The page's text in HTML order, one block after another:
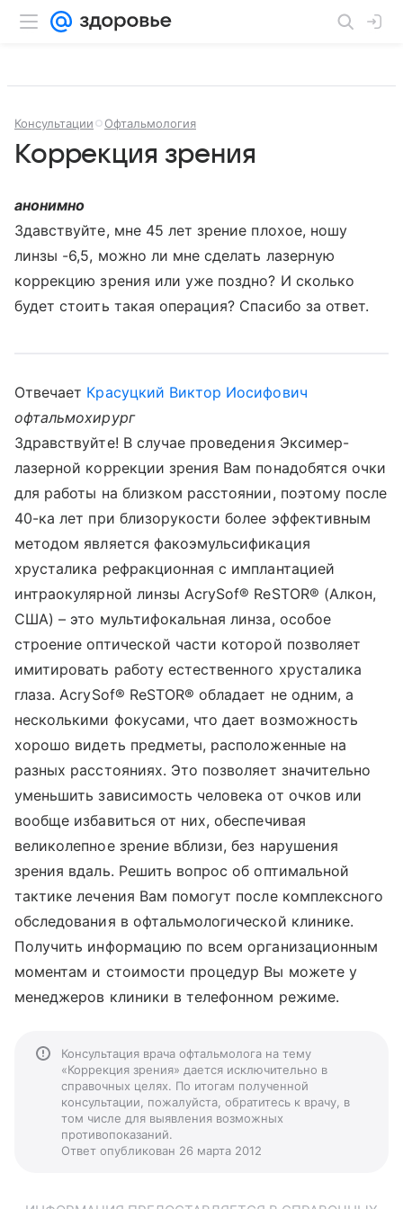
Консультации Офтальмология
Коррекция зрения
анонимно
Здавствуйте, мне 45 лет зрение плохое, ношу
линзы -6,5, можно ли мне сделать лазерную
коррекцию зрения или уже поздно? И сколько
будет стоить такая операция? Спасибо за ответ.
Отвечает Красуцкий Виктор Иосифович
офтальмохирург
Здравствуйте! В случае проведения Эксимер-
лазерной коррекции зрения Вам понадобятся очки
для работы на близком расстоянии, поэтому после
40-ка лет при близорукости более эффективным
методом является факоэмульсификация
хрусталика рефракционная с имплантацией
интраокулярной линзы AcrySof® ReSTOR® (Алкон,
США) – это мультифокальная линза, особое
строение оптической части которой позволяет
имитировать работу естественного хрусталика
глаза. AcrySof® ReSTOR® обладает не одним, а
несколькими фокусами, что дает возможность
хорошо видеть предметы, расположенные на
разных расстояниях. Это позволяет значительно
уменьшить зависимость человека от очков или
вообще избавиться от них, обеспечивая
великолепное зрение вблизи, без нарушения
зрения вдаль. Решить вопрос об оптимальной
тактике лечения Вам помогут после комплексного
обследования в офтальмологической клинике.
Получить информацию по всем организационным
моментам и стоимости процедур Вы можете у
менеджеров клиники в телефонном режиме.
Консультация врача офтальмолога на тему
«Коррекция зрения» дается исключительно в
справочных целях. По итогам полученной
консультации, пожалуйста, обратитесь к врачу, в
том числе для выявления возможных
противопоказаний.
Ответ опубликован 26 марта 2012